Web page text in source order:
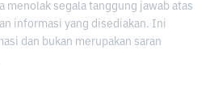
menolak segala tanggung jawab atas
informasi yang disediakan. Ini
dan bukan merupakan saran